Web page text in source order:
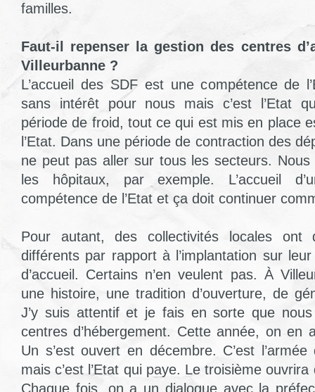
familles.
Faut-il repenser la gestion des centres
Villeurbanne ?
L’accueil des SDF est une compétence de
sans intérêt pour nous mais c’est l’Etat
période de froid, tout ce qui est mis en place
l’Etat. Dans une période de contraction des
ne peut pas aller sur tous les secteurs.
les hôpitaux, par exemple. L’accueil
compétence de l’Etat et ça doit continuer
Pour autant, des collectivités locales ont
différents par rapport à l’implantation sur
d’accueil. Certains n’en veulent pas. À
une histoire, une tradition d’ouverture, de
J’y suis attentif et je fais en sorte que
centres d’hébergement. Cette année, on en
Un s’est ouvert en décembre. C’est
mais c’est l’Etat qui paye. Le troisième
Chaque fois, on a un dialogue avec la